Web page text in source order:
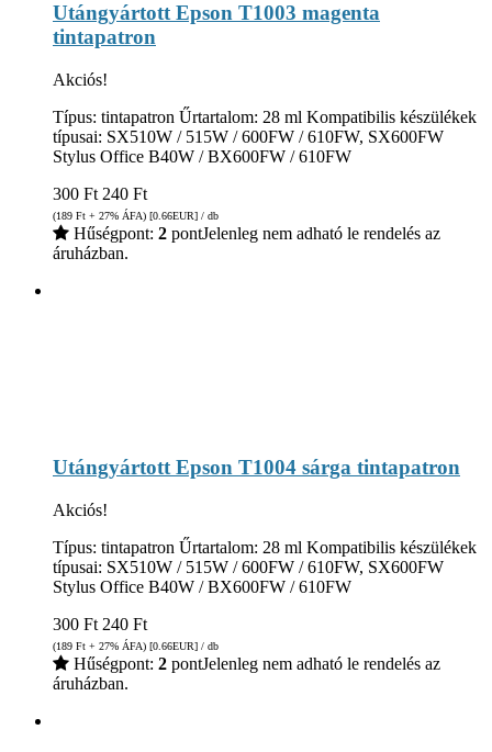
Utángyártott Epson T1003 magenta
tintapatron
Akciós!
Típus: tintapatron Űrtartalom: 28 ml Kompatibilis készülékek
típusai: SX510W / 515W / 600FW / 610FW, SX600FW
Stylus Office B40W / BX600FW / 610FW
300 Ft 240 Ft
(189 Ft + 27% ÁFA) [0.66EUR] / db
Hűségpont: 2 pontJelenleg nem adható le rendelés az
áruházban.
Utángyártott Epson T1004 sárga tintapatron
Akciós!
Típus: tintapatron Űrtartalom: 28 ml Kompatibilis készülékek
típusai: SX510W / 515W / 600FW / 610FW, SX600FW
Stylus Office B40W / BX600FW / 610FW
300 Ft 240 Ft
(189 Ft + 27% ÁFA) [0.66EUR] / db
Hűségpont: 2 pontJelenleg nem adható le rendelés az
áruházban.